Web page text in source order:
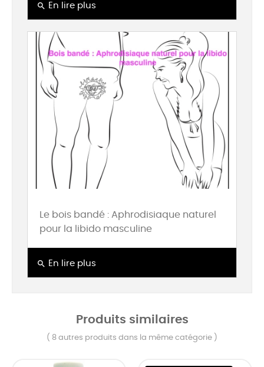
search En lire plus
Le bois bandé : Aphrodisiaque naturel
pour la libido masculine
search En lire plus
Produits similaires
( 8 autres produits dans la même catégorie )